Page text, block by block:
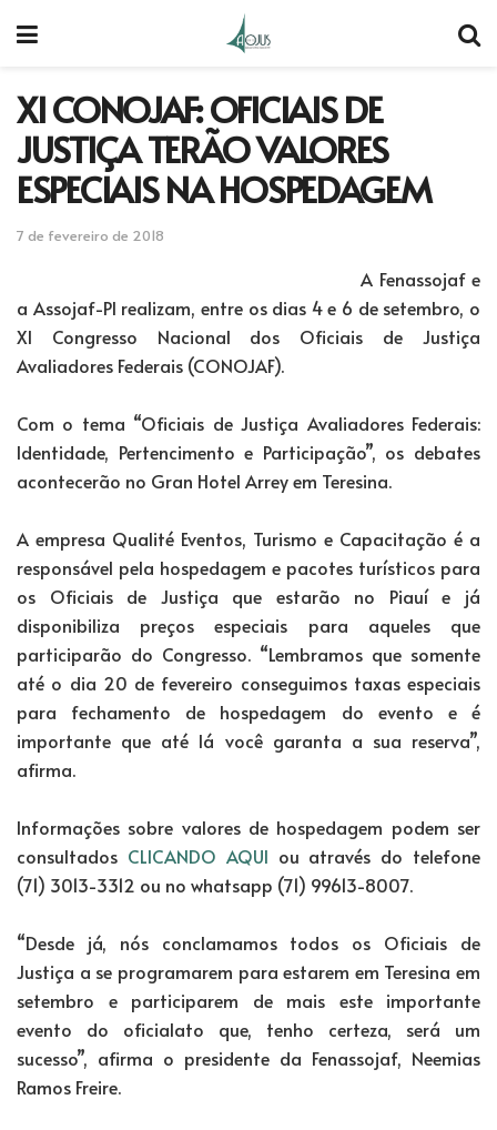
XI CONOJAF: OFICIAIS DE
JUSTIÇA TERÃO VALORES
ESPECIAIS NA HOSPEDAGEM
7 de fevereiro de 2018
A Fenassojaf e
a Assojaf-PI realizam, entre os dias 4 e 6 de setembro, o
XI Congresso Nacional dos Oficiais de Justiça
Avaliadores Federais (CONOJAF).
Com o tema “Oficiais de Justiça Avaliadores Federais:
Identidade, Pertencimento e Participação”, os debates
acontecerão no Gran Hotel Arrey em Teresina.
A empresa Qualité Eventos, Turismo e Capacitação é a
responsável pela hospedagem e pacotes turísticos para
os Oficiais de Justiça que estarão no Piauí e já
disponibiliza preços especiais para aqueles que
participarão do Congresso. “Lembramos que somente
até o dia 20 de fevereiro conseguimos taxas especiais
para fechamento de hospedagem do evento e é
importante que até lá você garanta a sua reserva”,
afirma.
Informações sobre valores de hospedagem podem ser
consultados CLICANDO AQUI ou através do telefone
(71) 3013-3312 ou no whatsapp (71) 99613-8007.
“Desde já, nós conclamamos todos os Oficiais de
Justiça a se programarem para estarem em Teresina em
setembro e participarem de mais este importante
evento do oficialato que, tenho certeza, será um
sucesso”, afirma o presidente da Fenassojaf, Neemias
Ramos Freire.